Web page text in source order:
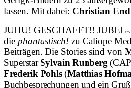
lassen. Mit dabei: Christian
JUHU! GESCHAFFT!! JUBEL-
die phantastisch! zu Caliope
Beiträgen. Die Stories sind von
SuperstarSylvain Runberg
Frederik Pohls(Matthias
Buchbesprechungen und ein